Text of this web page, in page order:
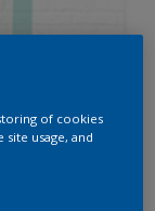
of cookies
usage, and